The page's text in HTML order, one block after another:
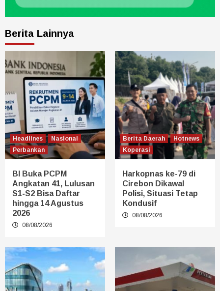
Berita Lainnya
Headlines
Nasional
Perbankan
BI Buka PCPM
Angkatan 41, Lulusan
S1-S2 Bisa Daftar
hingga 14 Agustus
2026
08/08/2026
Berita Daerah
Hotnews
Koperasi
Harkopnas ke-79 di
Cirebon Dikawal
Polisi, Situasi Tetap
Kondusif
08/08/2026